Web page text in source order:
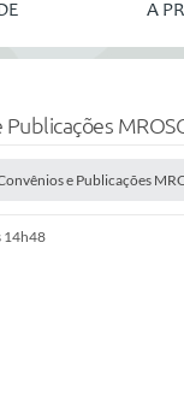
A
e Publicações
14h48